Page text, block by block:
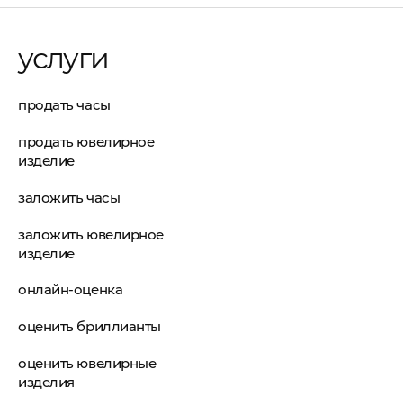
услуги
продать часы
продать ювелирное
изделие
заложить часы
заложить ювелирное
изделие
онлайн-оценка
оценить бриллианты
оценить ювелирные
изделия